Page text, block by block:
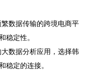
数据传输的跨境电商平
稳定性。
数据分析应用，选择韩
稳定的连接。